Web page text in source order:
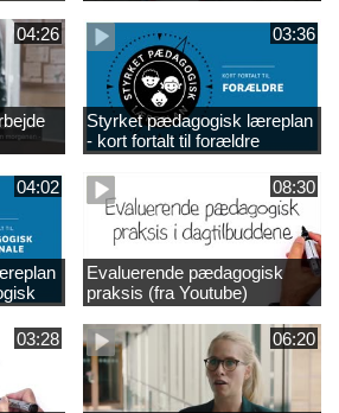
04:26 03:36
Styrket pædagogisk læreplan
- kort fortalt til forældre
(Youtube)
04:02
08:30
Evaluerende pædagogisk
praksis (fra Youtube)
03:28 06:20